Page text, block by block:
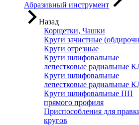
Абразивный инструмент
Назад
Корщетки, Чашки
Круги зачистные
Круги отрезные
Круги шлифовальные
лепестковые радиальные
Круги шлифовальные
лепестковые радиальные
Круги шлифовальные ПП
прямого профиля
Приспособления для
кругов